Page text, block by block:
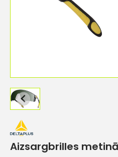
Aizsargbrilles